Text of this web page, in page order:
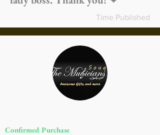
Time Published
Confirmed Purchase